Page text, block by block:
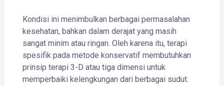
Kondisi ini menimbulkan berbagai permasalahan
kesehatan, bahkan dalam derajat yang masih
sangat minim atau ringan. Oleh karena itu, terapi
spesifik pada metode konservatif membutuhkan
prinsip terapi 3-D atau tiga dimensi untuk
memperbaiki kelengkungan dari berbagai sudut.